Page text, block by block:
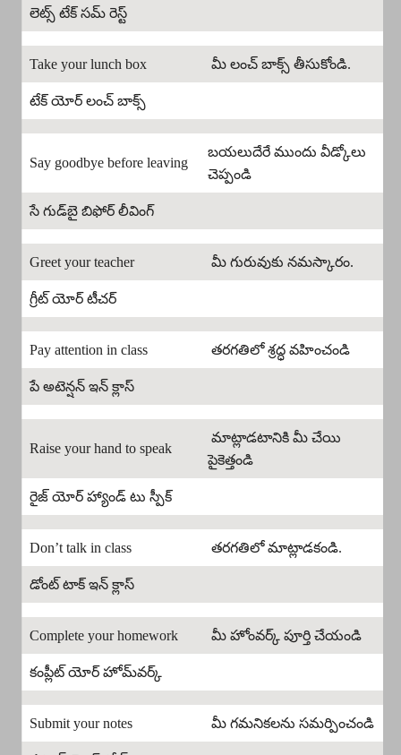
లెట్స్ టేక్ సమ్ రెస్ట్
Take your lunch box మీ లంచ్ బాక్స్ తీసుకోండి.
టేక్ యోర్ లంచ్ బాక్స్
Say goodbye before leaving
బయలుదేరే ముందు వీడ్కోలు
చెప్పండి
సే గుడ్‌బై బిఫోర్ లీవింగ్
Greet your teacher మీ గురువుకు నమస్కారం.
గ్రీట్ యోర్ టీచర్
Pay attention in class తరగతిలో శ్రద్ధ వహించండి
పే అటెన్షన్ ఇన్ క్లాస్
Raise your hand to speak
మాట్లాడటానికి మీ చేయి
పైకెత్తండి
రైజ్ యోర్ హ్యాండ్ టు స్పీక్
Don’t talk in class తరగతిలో మాట్లాడకండి.
డోంట్ టాక్ ఇన్ క్లాస్
Complete your homework మీ హోంవర్క్ పూర్తి చేయండి
కంప్లీట్ యోర్ హోమ్‌వర్క్
Submit your notes మీ గమనికలను సమర్పించండి